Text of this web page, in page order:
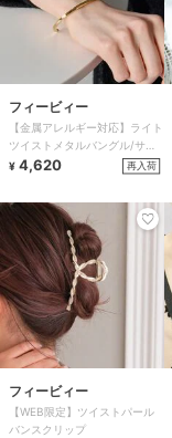
フィービィー
【金属アレルギー対応】ライト
ツイストメタルバングル/サー
ジカルステンレス
¥ 4,620 再入荷
フィービィー
【WEB限定】ツイストパール
バンスクリップ